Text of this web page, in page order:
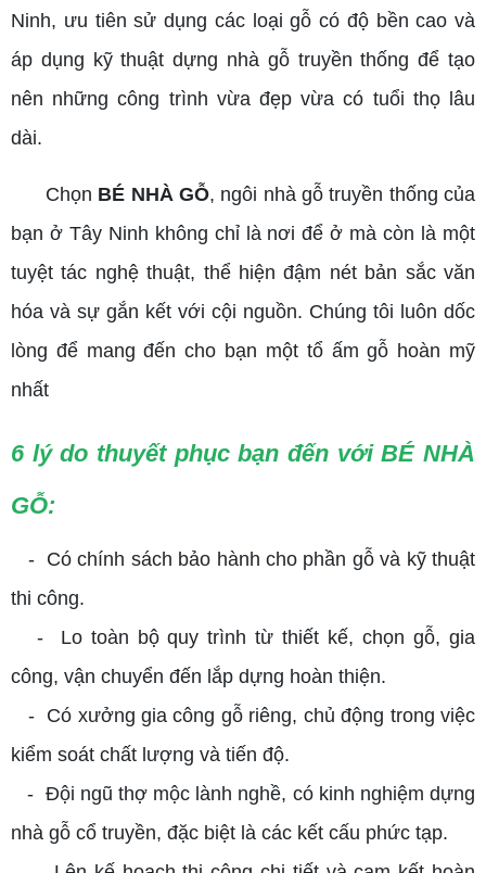
Ninh, ưu tiên sử dụng các loại gỗ có độ bền cao và
áp dụng kỹ thuật dựng nhà gỗ truyền thống để tạo
nên những công trình vừa đẹp vừa có tuổi thọ lâu
dài.
Chọn BÉ NHÀ GỖ, ngôi nhà gỗ truyền thống của
bạn ở Tây Ninh không chỉ là nơi để ở mà còn là một
tuyệt tác nghệ thuật, thể hiện đậm nét bản sắc văn
hóa và sự gắn kết với cội nguồn. Chúng tôi luôn dốc
lòng để mang đến cho bạn một tổ ấm gỗ hoàn mỹ
nhất
6 lý do thuyết phục bạn đến với BÉ NHÀ
GỖ:
- Có chính sách bảo hành cho phần gỗ và kỹ thuật
thi công.
- Lo toàn bộ quy trình từ thiết kế, chọn gỗ, gia
công, vận chuyển đến lắp dựng hoàn thiện.
- Có xưởng gia công gỗ riêng, chủ động trong việc
kiểm soát chất lượng và tiến độ.
- Đội ngũ thợ mộc lành nghề, có kinh nghiệm dựng
nhà gỗ cổ truyền, đặc biệt là các kết cấu phức tạp.